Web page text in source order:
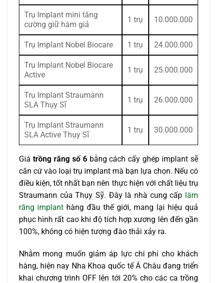
Trụ Implant mini tăng
cường giữ hàm giả
1 trụ 10.000.000
Trụ Implant Nobel Biocare 1 trụ 24.000.000
Trụ Implant Nobel Biocare
Active
1 trụ 25.000.000
Trụ Implant Straumann
SLA Thụy Sĩ
1 trụ 26.000.000
Trụ Implant Straumann
SLA Active Thụy Sĩ
1 trụ 30.000.000
Giá trồng răng số 6bằng cách cấy ghép implant sẽ
căn cứ vào loại trụ implant mà bạn lựa chọn. Nếu có
điều kiện, tốt nhất bạn nên thực hiện với chất liệu trụ
Straumann của Thụy Sỹ. Đây là nhà cung cấp làm
răng implant hàng đầu thế giới, mang lại hiệu quả
phục hình rất cao khi độ tích hợp xương lên đến gần
100%, không có hiện tượng đào thải xảy ra.
Nhằm mong muốn giảm áp lực chi phí cho khách
hàng, hiện nay Nha Khoa quốc tế Á Châu đang triển
khai chương trình OFF lên tới 20% cho các ca trồng